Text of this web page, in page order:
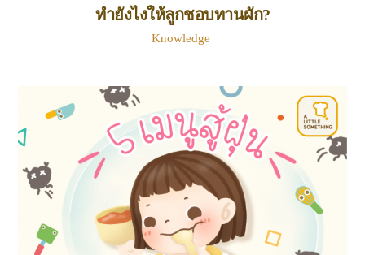
ทำยังไงให้ลูกชอบทานผัก?
Knowledge